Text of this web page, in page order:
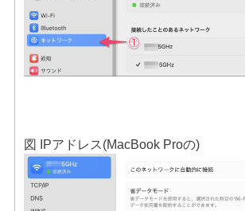
図 IPアドレス(MacBook Proの)